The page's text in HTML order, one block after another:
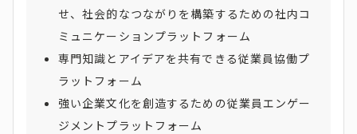
せ、社会的なつながりを構築するための社内コ
ミュニケーションプラットフォーム
専門知識とアイデアを共有できる従業員協働プ
ラットフォーム
強い企業文化を創造するための従業員エンゲー
ジメントプラットフォーム